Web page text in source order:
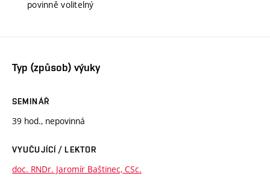
povinně volitelný
Typ (způsob) výuky
SEMINÁŘ
39 hod., nepovinná
VYUČUJÍCÍ / LEKTOR
doc. RNDr. Jaromír Baštinec, CSc.